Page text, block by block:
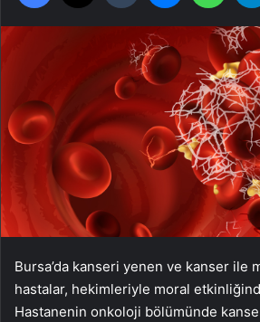
Bursa’da kanseri yenen ve kanser ile
hastalar, hekimleriyle moral
Hastanenin onkoloji bölümünde